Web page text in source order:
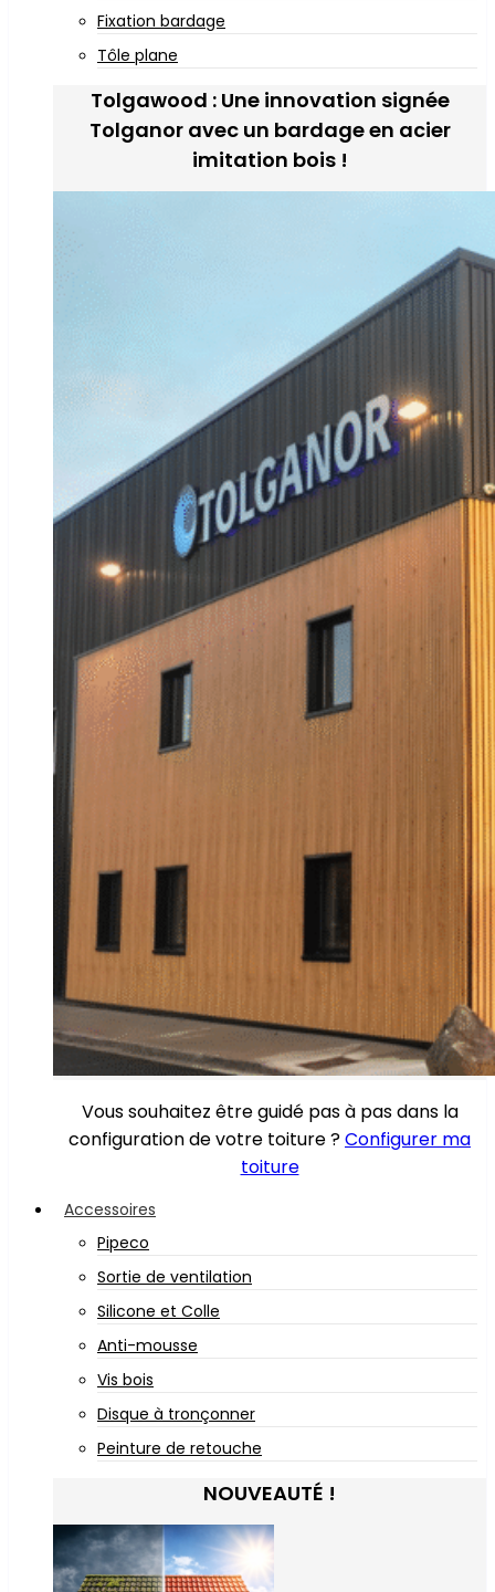
Fixation bardage
Tôle plane
Tolgawood : Une innovation signée
Tolganor avec un bardage en acier
imitation bois !
Vous souhaitez être guidé pas à pas dans la
configuration de votre toiture ?Configurer ma
toiture
Accessoires
Pipeco
Sortie de ventilation
Silicone et Colle
Anti-mousse
Vis bois
Disque à tronçonner
Peinture de retouche
NOUVEAUTÉ !